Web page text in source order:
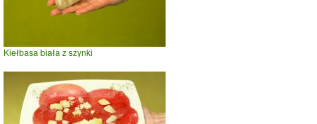
Kiełbasa biała z szynki